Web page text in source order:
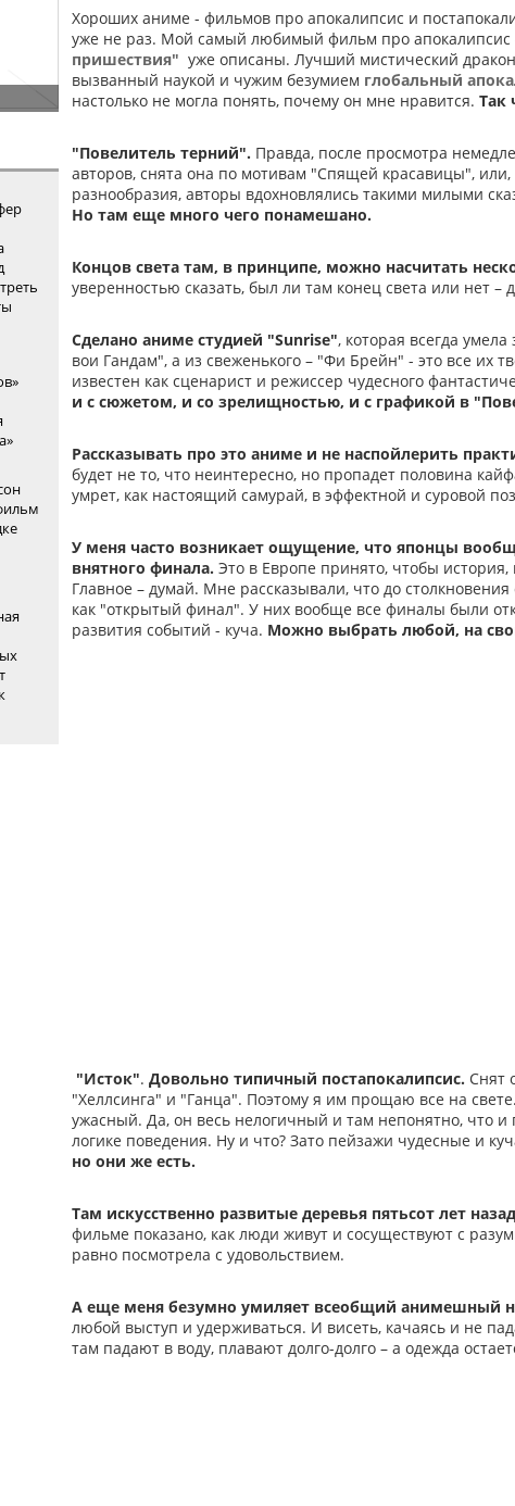
Хороших аниме - фильмов про апокалипсис и
уже не раз. Мой самый любимый фильм про апокалипсис
пришествия" уже описаны. Лучший мистический
вызванный наукой и чужим безумием глобальный
настолько не могла понять, почему он мне нравится. Так
"Повелитель терний". Правда, после просмотра
авторов, снята она по мотивам "Спящей красавицы",
разнообразия, авторы вдохновлялись такими милыми
Но там еще много чего понамешано.
Концов света там, в принципе, можно насчитать
уверенностью сказать, был ли там конец света или нет –
Сделано аниме студией "Sunrise", которая всегда
вои Гандам", а из свеженького – "Фи Брейн" - это все их
известен как сценарист и режиссер чудесного
и с сюжетом, и со зрелищностью, и с графикой в
Рассказывать про это аниме и не наспойлерить
будет не то, что неинтересно, но пропадет половина
умрет, как настоящий самурай, в эффектной и суровой
У меня часто возникает ощущение, что японцы
внятного финала. Это в Европе принято, чтобы
Главное – думай. Мне рассказывали, что до
как "открытый финал". У них вообще все финалы были
развития событий - куча. Можно выбрать любой, на
"Исток". Довольно типичный постапокалипсис. Снят
"Хеллсинга" и "Ганца". Поэтому я им прощаю все на
ужасный. Да, он весь нелогичный и там непонятно, что
логике поведения. Ну и что? Зато пейзажи чудесные и
но они же есть.
Там искусственно развитые деревья пятьсот лет
фильме показано, как люди живут и сосуществуют с
равно посмотрела с удовольствием.
А еще меня безумно умиляет всеобщий анимешный
любой выступ и удерживаться. И висеть, качаясь и не
там падают в воду, плавают долго-долго – а одежда